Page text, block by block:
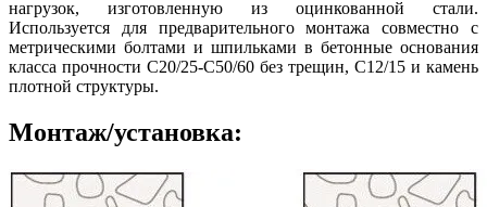
нагрузок, изготовленную из оцинкованной стали.
Используется для предварительного монтажа совместно с
метрическими болтами и шпильками в бетонные основания
класса прочности C20/25-C50/60 без трещин, C12/15 и камень
плотной структуры.
Монтаж/установка: